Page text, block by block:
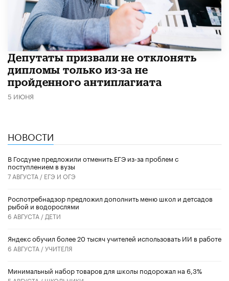
Депутаты призвали не отклонять
дипломы только из-за не
пройденного антиплагиата
5 ИЮНЯ
НОВОСТИ
В Госдуме предложили отменить ЕГЭ из-за проблем с
поступлением в вузы
7 АВГУСТА / ЕГЭ И ОГЭ
Роспотребнадзор предложил дополнить меню школ и детсадов
рыбой и водорослями
6 АВГУСТА / ДЕТИ
​Яндекс обучил более 20 тысяч учителей использовать ИИ в работе
6 АВГУСТА /УЧИТЕЛЯ
Минимальный набор товаров для школы подорожал на 6,3%